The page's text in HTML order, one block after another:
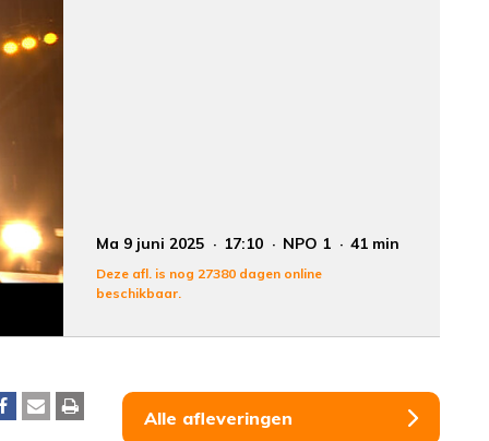
Ma 9 juni 2025 17:10 NPO 1 41 min
Deze afl. is nog 27380 dagen online
beschikbaar.
Alle afleveringen